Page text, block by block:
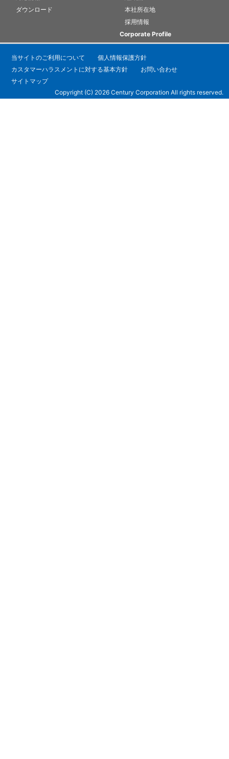
ダウンロード
本社所在地
採用情報
Corporate Profile
当サイトのご利用について
個人情報保護方針
カスタマーハラスメントに対する基本方針
お問い合わせ
サイトマップ
Copyright (C) 2026 Century Corporation All rights reserved.